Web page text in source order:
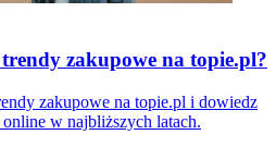
zakupowe na topie.pl?
zakupowe na topie.pl i dowiedz
w najbliższych latach.